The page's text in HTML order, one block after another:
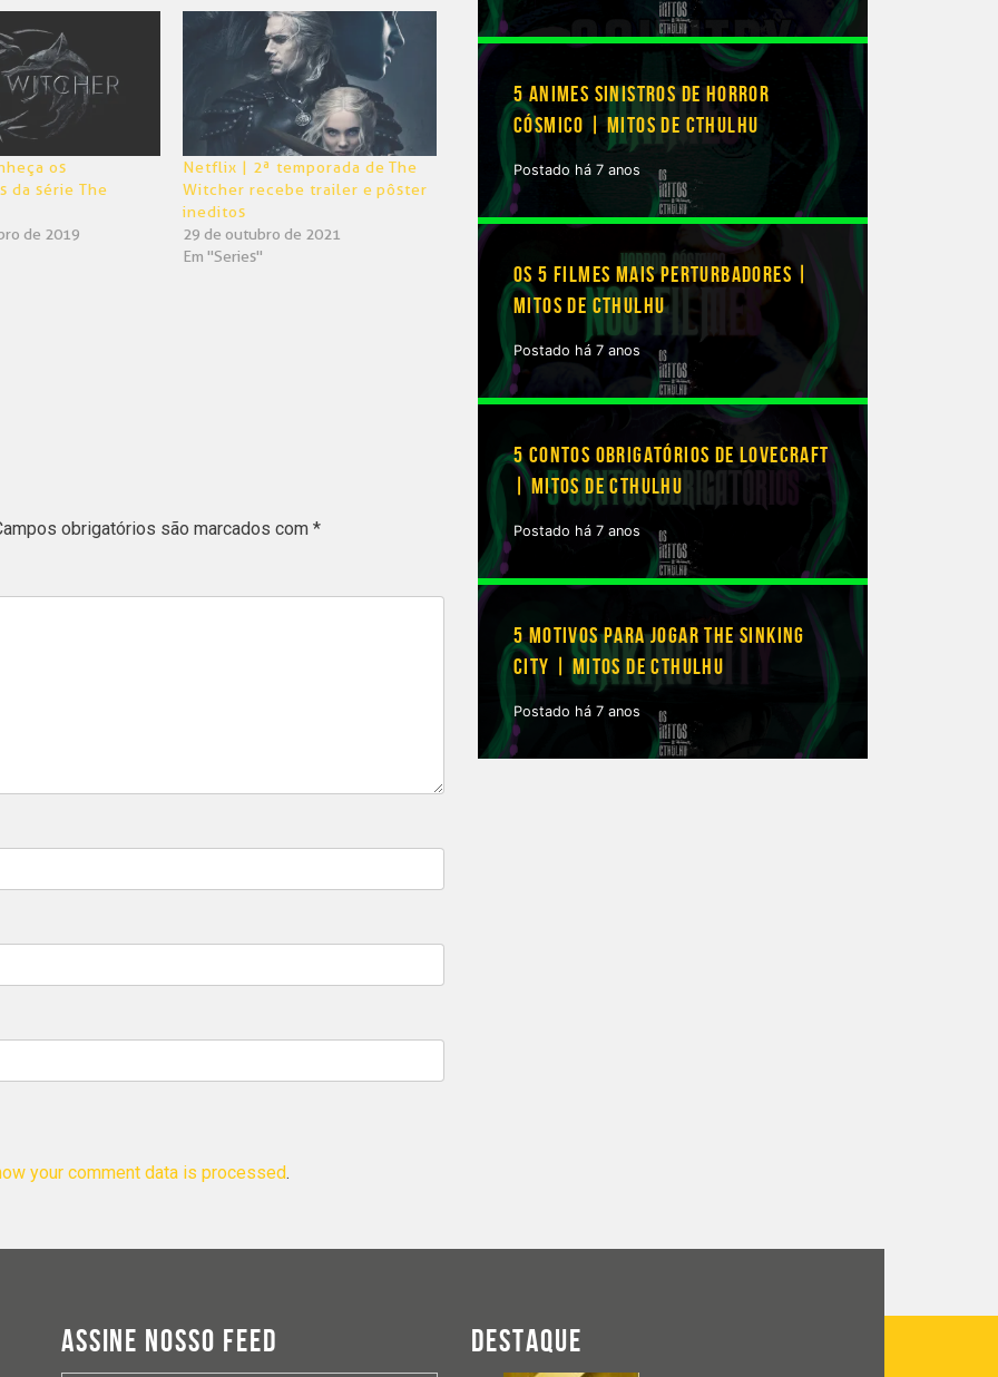
os
da série The
de 2019
Netflix | 2ª temporada de The
Witcher recebe trailer e pôster
ineditos
29 de outubro de 2021
Em "Series"
obrigatórios são marcados com *
your comment data is processed.
5 ANIMES SINISTROS DE HORROR
CÓSMICO | MITOS DE CTHULHU
Postado há 7 anos
OS 5 FILMES MAIS PERTURBADORES |
MITOS DE CTHULHU
Postado há 7 anos
5 CONTOS OBRIGATÓRIOS DE LOVECRAFT
| MITOS DE CTHULHU
Postado há 7 anos
5 MOTIVOS PARA JOGAR THE SINKING
CITY | MITOS DE CTHULHU
Postado há 7 anos
ASSINE NOSSO FEED DESTAQUE